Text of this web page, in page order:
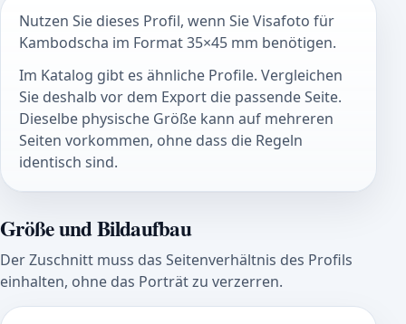
Nutzen Sie dieses Profil, wenn Sie Visafoto für
Kambodscha im Format 35×45 mm benötigen.
Im Katalog gibt es ähnliche Profile. Vergleichen
Sie deshalb vor dem Export die passende Seite.
Dieselbe physische Größe kann auf mehreren
Seiten vorkommen, ohne dass die Regeln
identisch sind.
Größe und Bildaufbau
Der Zuschnitt muss das Seitenverhältnis des Profils
einhalten, ohne das Porträt zu verzerren.